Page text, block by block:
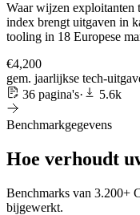
Waar wijzen exploitanten
index brengt uitgaven in
tooling in 18 Europese
€4,200
gem. jaarlijkse tech-
36 pagina's· 5.6k
Benchmarkgegevens
Hoe verhoudt
Benchmarks van 3.200+
bijgewerkt.